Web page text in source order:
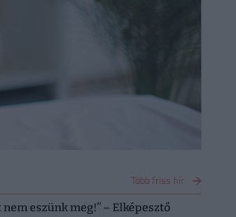
Több friss hír
nem eszünk meg!” – Elképesztő